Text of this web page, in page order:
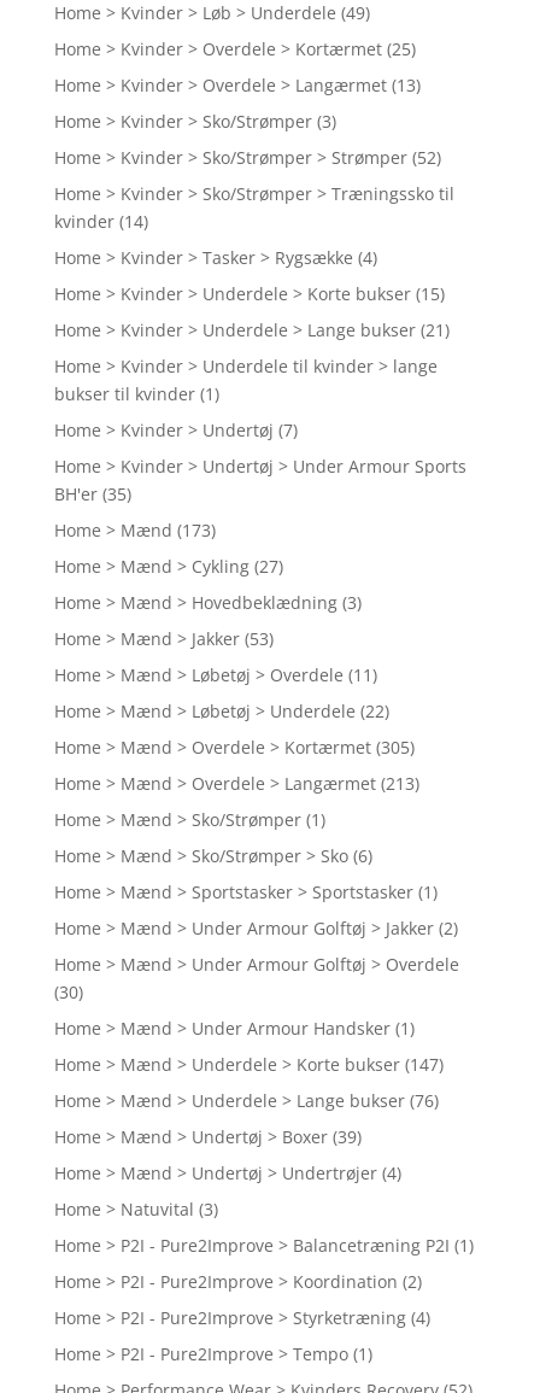
Home > Kvinder > Løb > Underdele (49)
Home > Kvinder > Overdele > Kortærmet (25)
Home > Kvinder > Overdele > Langærmet (13)
Home > Kvinder > Sko/Strømper (3)
Home > Kvinder > Sko/Strømper > Strømper (52)
Home > Kvinder > Sko/Strømper > Træningssko til
kvinder (14)
Home > Kvinder > Tasker > Rygsække (4)
Home > Kvinder > Underdele > Korte bukser (15)
Home > Kvinder > Underdele > Lange bukser (21)
Home > Kvinder > Underdele til kvinder > lange
bukser til kvinder (1)
Home > Kvinder > Undertøj (7)
Home > Kvinder > Undertøj > Under Armour Sports
BH'er (35)
Home > Mænd (173)
Home > Mænd > Cykling (27)
Home > Mænd > Hovedbeklædning (3)
Home > Mænd > Jakker (53)
Home > Mænd > Løbetøj > Overdele (11)
Home > Mænd > Løbetøj > Underdele (22)
Home > Mænd > Overdele > Kortærmet (305)
Home > Mænd > Overdele > Langærmet (213)
Home > Mænd > Sko/Strømper (1)
Home > Mænd > Sko/Strømper > Sko (6)
Home > Mænd > Sportstasker > Sportstasker (1)
Home > Mænd > Under Armour Golftøj > Jakker (2)
Home > Mænd > Under Armour Golftøj > Overdele
(30)
Home > Mænd > Under Armour Handsker (1)
Home > Mænd > Underdele > Korte bukser (147)
Home > Mænd > Underdele > Lange bukser (76)
Home > Mænd > Undertøj > Boxer (39)
Home > Mænd > Undertøj > Undertrøjer (4)
Home > Natuvital (3)
Home > P2I - Pure2Improve > Balancetræning P2I (1)
Home > P2I - Pure2Improve > Koordination (2)
Home > P2I - Pure2Improve > Styrketræning (4)
Home > P2I - Pure2Improve > Tempo (1)